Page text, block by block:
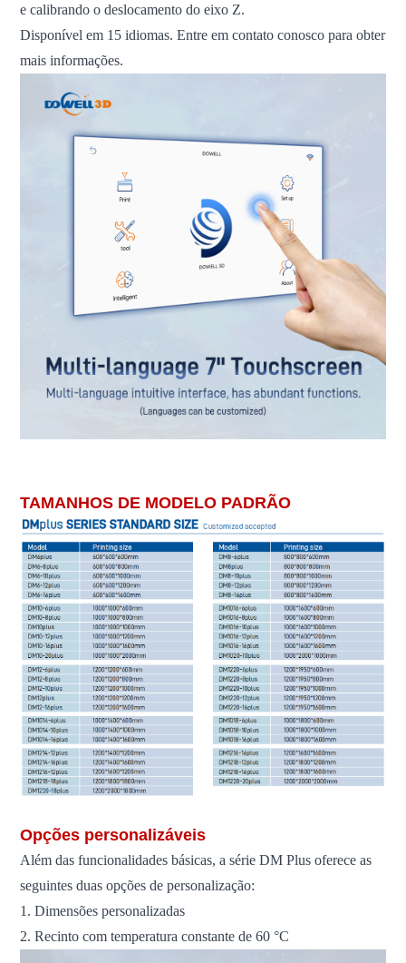
e calibrando o deslocamento do eixo Z.
Disponível em 15 idiomas. Entre em contato conosco para obter
mais informações.
TAMANHOS DE MODELO PADRÃO
Opções personalizáveis
Além das funcionalidades básicas, a série DM Plus oferece as
seguintes duas opções de personalização:
1. Dimensões personalizadas
2. Recinto com temperatura constante de 60 °C